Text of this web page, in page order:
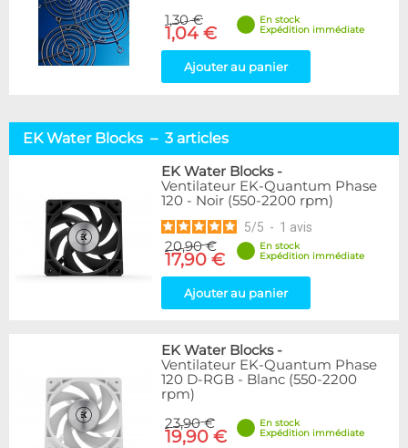
1,30 €
1,04 €
En stock
Expédition immédiate
Ajouter au panier
EK Water Blocks – 3 articles
EK Water Blocks-
Ventilateur EK-Quantum Phase
120 - Noir (550-2200 rpm)
5/5 - 1 avis
20,90 €
17,90 €
En stock
Expédition immédiate
Ajouter au panier
EK Water Blocks-
Ventilateur EK-Quantum Phase
120 D-RGB - Blanc (550-2200
rpm)
23,90 €
19,90 €
En stock
Expédition immédiate